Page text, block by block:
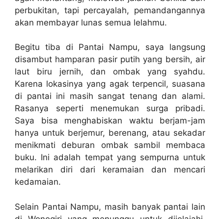
perbukitan, tapi percayalah, pemandangannya
akan membayar lunas semua lelahmu.
Begitu tiba di Pantai Nampu, saya langsung
disambut hamparan pasir putih yang bersih, air
laut biru jernih, dan ombak yang syahdu.
Karena lokasinya yang agak terpencil, suasana
di pantai ini masih sangat tenang dan alami.
Rasanya seperti menemukan surga pribadi.
Saya bisa menghabiskan waktu berjam-jam
hanya untuk berjemur, berenang, atau sekadar
menikmati deburan ombak sambil membaca
buku. Ini adalah tempat yang sempurna untuk
melarikan diri dari keramaian dan mencari
kedamaian.
Selain Pantai Nampu, masih banyak pantai lain